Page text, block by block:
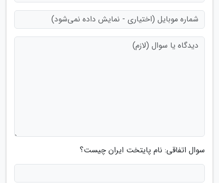
سوال اتفاقی: نام پایتخت ایران چیست؟